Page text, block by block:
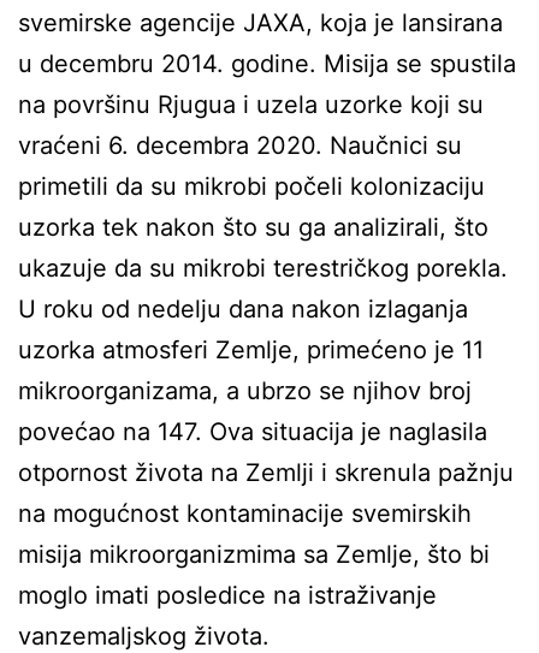
svemirske agencije JAXA, koja je lansirana
u decembru 2014. godine. Misija se spustila
na površinu Rjugua i uzela uzorke koji su
vraćeni 6. decembra 2020. Naučnici su
primetili da su mikrobi počeli kolonizaciju
uzorka tek nakon što su ga analizirali, što
ukazuje da su mikrobi terestričkog porekla.
U roku od nedelju dana nakon izlaganja
uzorka atmosferi Zemlje, primećeno je 11
mikroorganizama, a ubrzo se njihov broj
povećao na 147. Ova situacija je naglasila
otpornost života na Zemlji i skrenula pažnju
na mogućnost kontaminacije svemirskih
misija mikroorganizmima sa Zemlje, što bi
moglo imati posledice na istraživanje
vanzemaljskog života.